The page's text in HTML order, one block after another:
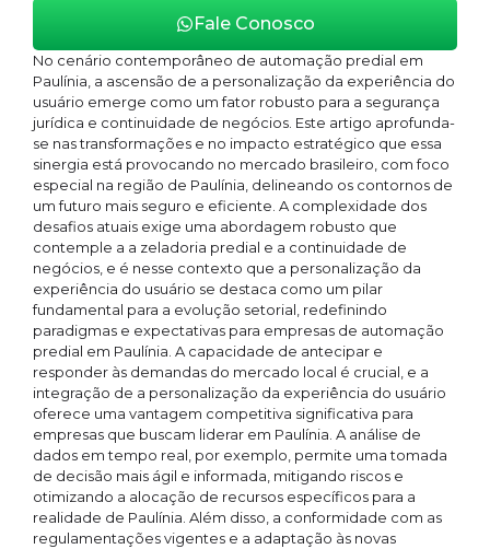
Fale Conosco
No cenário contemporâneo de automação predial em
Paulínia, a ascensão de a personalização da experiência do
usuário emerge como um fator robusto para a segurança
jurídica e continuidade de negócios. Este artigo aprofunda-
se nas transformações e no impacto estratégico que essa
sinergia está provocando no mercado brasileiro, com foco
especial na região de Paulínia, delineando os contornos de
um futuro mais seguro e eficiente. A complexidade dos
desafios atuais exige uma abordagem robusto que
contemple a a zeladoria predial e a continuidade de
negócios, e é nesse contexto que a personalização da
experiência do usuário se destaca como um pilar
fundamental para a evolução setorial, redefinindo
paradigmas e expectativas para empresas de automação
predial em Paulínia. A capacidade de antecipar e
responder às demandas do mercado local é crucial, e a
integração de a personalização da experiência do usuário
oferece uma vantagem competitiva significativa para
empresas que buscam liderar em Paulínia. A análise de
dados em tempo real, por exemplo, permite uma tomada
de decisão mais ágil e informada, mitigando riscos e
otimizando a alocação de recursos específicos para a
realidade de Paulínia. Além disso, a conformidade com as
regulamentações vigentes e a adaptação às novas